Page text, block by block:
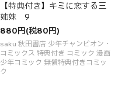
【特典付き】キミに恋する三
姉妹 9
880円(税80円)
saku 秋田書店 少年チャンピオン・
コミックス 特典付き コミック 漫画
少年コミック 無償特典付きコミッ
ク